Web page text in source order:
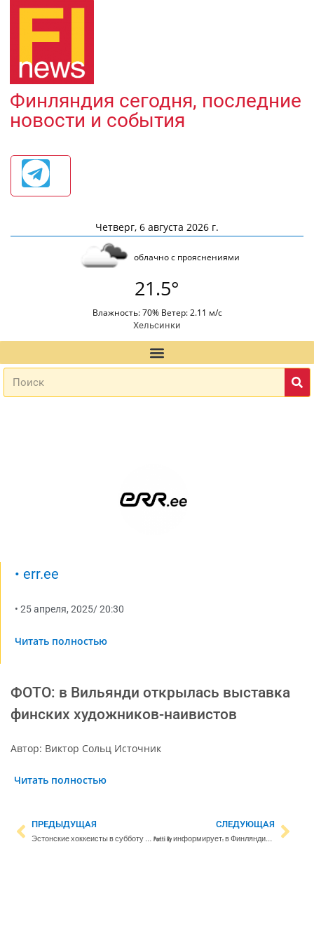
Финляндия сегодня, последние
новости и события
Четверг, 6 августа 2026 г.
облачно с прояснениями
21.5°
Влажность: 70% Ветер: 2.11 м/с
Хельсинки
• err.ee
• 25 апреля, 2025/20:30
Читать полностью
ФОТО: в Вильянди открылась выставка
финских художников-наивистов
Автор: Виктор Сольц Источник
Читать полностью
ПРЕДЫДУЩАЯ
Эстонские хоккеисты в субботу стартуют на ЧМ. Осипов: «Никого недооценивать не стоит»
СЛЕДУЮЩАЯ
Portti Ry информирует: в Финляндии наблюдается нашествие клещей